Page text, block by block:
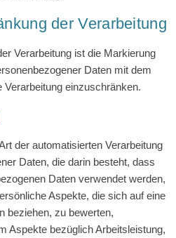
der Verarbeitung
Verarbeitung ist die Markierung
Daten mit dem
Verarbeitung einzuschränken.
der automatisierten Verarbeitung
Daten, die darin besteht, dass
Daten verwendet werden,
Aspekte, die sich auf eine
beziehen, zu bewerten,
Aspekte bezüglich Arbeitsleistung,